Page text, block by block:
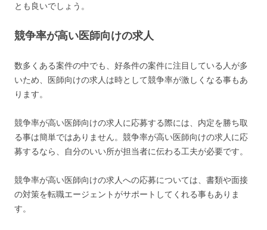
とも良いでしょう。
競争率が高い医師向けの求人
数多くある案件の中でも、好条件の案件に注目している人が多
いため、医師向けの求人は時として競争率が激しくなる事もあ
ります。
競争率が高い医師向けの求人に応募する際には、内定を勝ち取
る事は簡単ではありません。競争率が高い医師向けの求人に応
募するなら、自分のいい所が担当者に伝わる工夫が必要です。
競争率が高い医師向けの求人への応募については、書類や面接
の対策を転職エージェントがサポートしてくれる事もありま
す。